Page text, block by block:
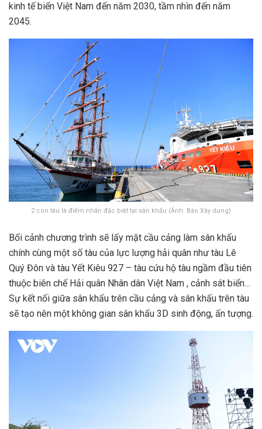
kinh tế biển Việt Nam đến năm 2030, tầm nhìn đến năm
2045.
2 con tàu là điểm nhấn đặc biệt tại sân khấu (Ảnh: Báo Xây dựng)
Bối cảnh chương trình sẽ lấy mặt cầu cảng làm sân khấu
chính cùng một số tàu của lực lượng hải quân như tàu Lê
Quý Đôn và tàu Yết Kiêu 927 – tàu cứu hộ tàu ngầm đầu tiên
thuộc biên chế Hải quân Nhân dân Việt Nam , cảnh sát biển…
Sự kết nối giữa sân khấu trên cầu cảng và sân khấu trên tàu
sẽ tạo nên một không gian sân khấu 3D sinh động, ấn tượng.